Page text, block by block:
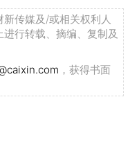
传媒及/或相关权利人
行转载、摘编、复制及
，获得书面